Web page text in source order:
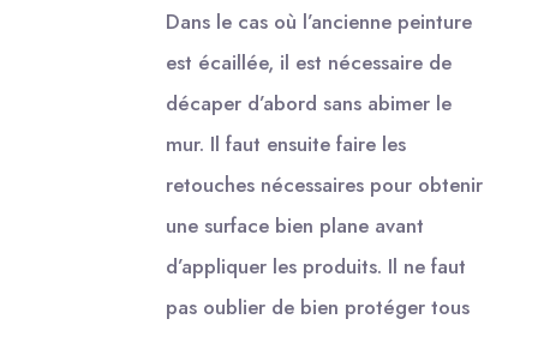
Dans le cas où l’ancienne peinture
est écaillée, il est nécessaire de
décaper d’abord sans abimer le
mur. Il faut ensuite faire les
retouches nécessaires pour obtenir
une surface bien plane avant
d’appliquer les produits. Il ne faut
pas oublier de bien protéger tous